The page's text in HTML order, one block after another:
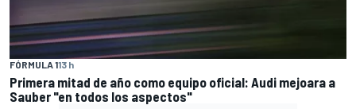
FÓRMULA 113 h
Primera mitad de año como equipo oficial: Audi mejoara a
Sauber "en todos los aspectos"